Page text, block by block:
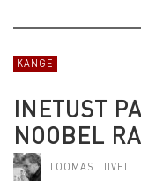
KANGE
INETUST
NOOBEL
TOOMAS TIIVEL